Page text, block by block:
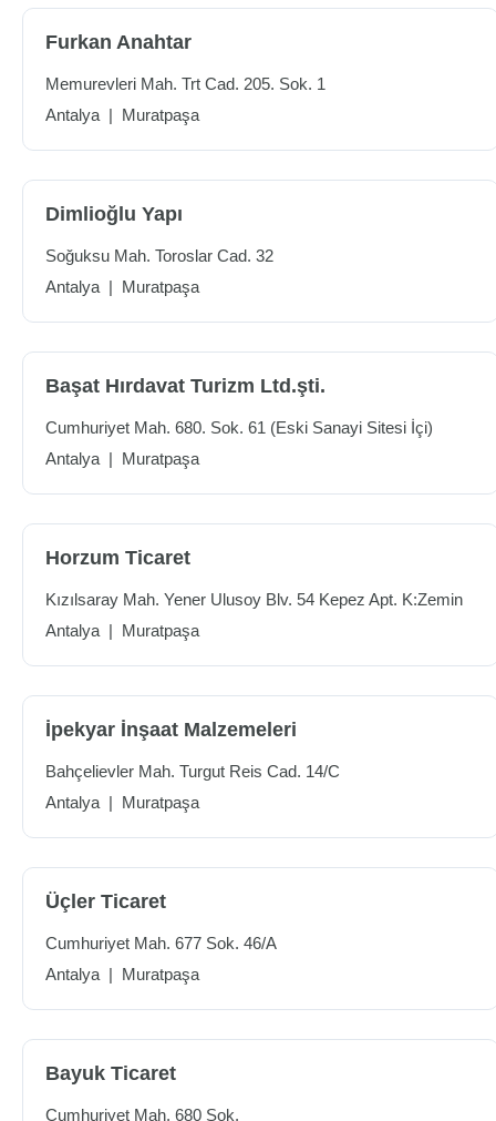
Furkan Anahtar
Memurevleri Mah. Trt Cad. 205. Sok. 1
Antalya | Muratpaşa
Dimlioğlu Yapı
Soğuksu Mah. Toroslar Cad. 32
Antalya | Muratpaşa
Başat Hırdavat Turizm Ltd.şti.
Cumhuriyet Mah. 680. Sok. 61 (Eski Sanayi Sitesi İçi)
Antalya | Muratpaşa
Horzum Ticaret
Kızılsaray Mah. Yener Ulusoy Blv. 54 Kepez Apt. K:Zemin
Antalya | Muratpaşa
İpekyar İnşaat Malzemeleri
Bahçelievler Mah. Turgut Reis Cad. 14/C
Antalya | Muratpaşa
Üçler Ticaret
Cumhuriyet Mah. 677 Sok. 46/A
Antalya | Muratpaşa
Bayuk Ticaret
Cumhuriyet Mah. 680 Sok.